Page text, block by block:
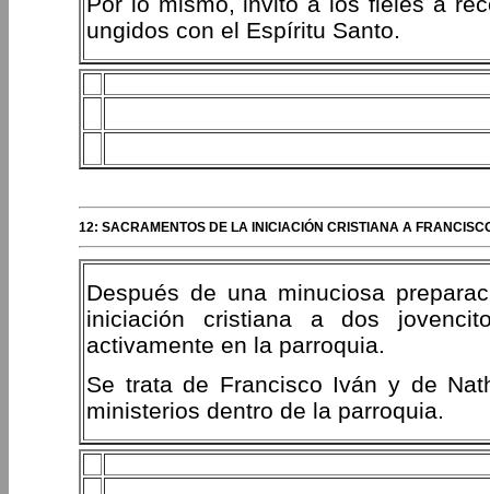
ungidos con el Espíritu Santo.
12: SACRAMENTOS DE LA INICIACIÓN CRISTIANA A
Después de una minuciosa
iniciación cristiana a dos
activamente en la parroquia.
Se trata de Francisco Iván y de
ministerios dentro de la parroquia.